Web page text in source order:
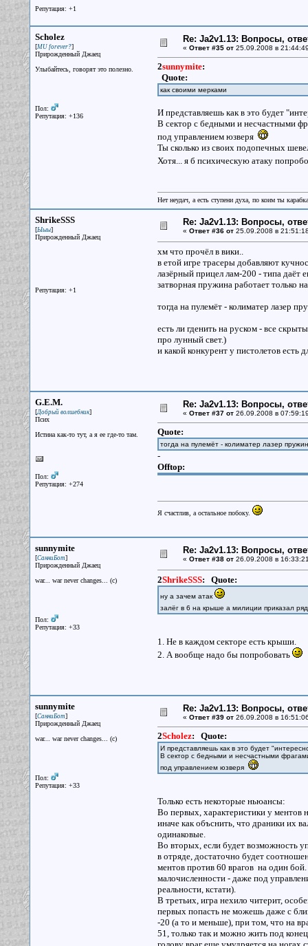
Репутация: +1
Scholez
[MU forever?]
Прирожденный Джаец
Улыбайтесь, говорят это полезно.
Пол:
Репутация: +136
Re: Ja2v1.13: Вопросы,
« Ответ #35 от25.09.2008 в
2sunnymite:
Quote:
как своими мерками
И представляешь как в это будет
В сектор с бедными и несчастными
под управлением юзверя
Ты сколько из своих подопечных
Хотя... я б психическую атаку
Нет неудач, а есть ступени духа, по коим ты
ShrikeSSS
[Ыыы]
Прирожденный Джаец
Репутация: +1
Re: Ja2v1.13: Вопросы,
« Ответ #36 от25.09.2008 в
хм что прочёл в вики..
в етой игре трасеры добавляют
лазёрный прицел лам-200 - типа даёт
затворная пружина работает только
тогда на пулемёт - колиматер лазер
есть ли гденить на руском - все
про лунный свет.)
и какой конкурент у пистолетов есть
G.E.M.
[Добрый волшебник]
Псих
Истина как-то тут, а я ее где-то там.
Пол:
Репутация: +274
Re: Ja2v1.13: Вопросы,
« Ответ #37 от26.09.2008 в
Quote:
тогда на пулемёт - колиматер лазер
-
Offtop:
Я счастлив, а остальное побоку.
sunnymite
[СанниБот]
Прирожденный Джаец
war... war never changes... (c)
Пол:
Репутация: +33
Re: Ja2v1.13: Вопросы,
« Ответ #38 от26.09.2008 в
2ShrikeSSS: Quote:
ну а зачем атак
залёг в 6 на крыше а милиции приказал
1. Не в каждом секторе есть крыши.
2. А вообще надо бы попробовать
sunnymite
[СанниБот]
Прирожденный Джаец
war... war never changes... (c)
Пол:
Репутация: +33
Re: Ja2v1.13: Вопросы,
« Ответ #39 от26.09.2008 в
2Scholez: Quote:
И представляешь как в это будет
В сектор с бедными и несчастными
под управлением юзверя
Только есть некоторые ньюансы:
Во первых, характеристики у ментов
иначе как объснить, что драники их
одинаковые.
Во вторых, если будет возможность
в отряде, достаточно будет
ментов против 60 врагов на один
малочисленности - даже под
реальности, кстати).
В третьих, игра нехило читерит,
первых попасть не можешь даже с
-20 (а то и меньше), при том, что на
51, только так и можно жить под